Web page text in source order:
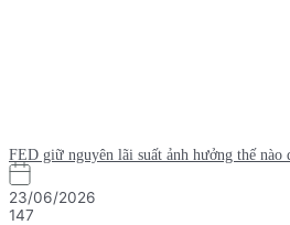
FED giữ nguyên lãi suất ảnh hưởng thế nào
23/06/2026
147